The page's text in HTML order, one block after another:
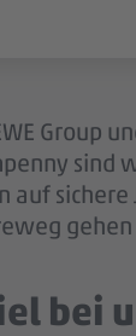
sind
auf
bei